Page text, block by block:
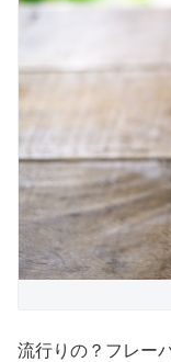
流行りの？フレー